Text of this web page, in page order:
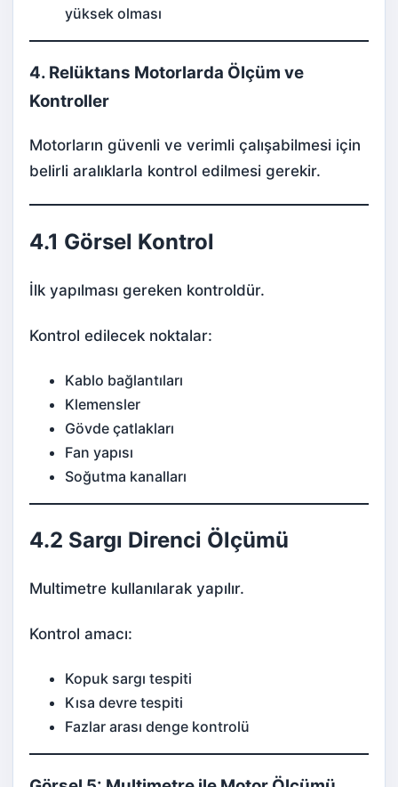
yüksek olması
4. Relüktans Motorlarda Ölçüm ve
Kontroller
Motorların güvenli ve verimli çalışabilmesi için
belirli aralıklarla kontrol edilmesi gerekir.
4.1 Görsel Kontrol
İlk yapılması gereken kontroldür.
Kontrol edilecek noktalar:
Kablo bağlantıları
Klemensler
Gövde çatlakları
Fan yapısı
Soğutma kanalları
4.2 Sargı Direnci Ölçümü
Multimetre kullanılarak yapılır.
Kontrol amacı:
Kopuk sargı tespiti
Kısa devre tespiti
Fazlar arası denge kontrolü